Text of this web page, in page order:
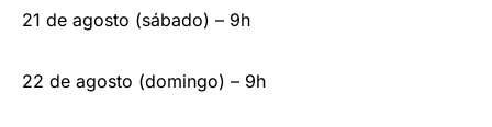
21 de agosto (sábado) – 9h
22 de agosto (domingo) – 9h